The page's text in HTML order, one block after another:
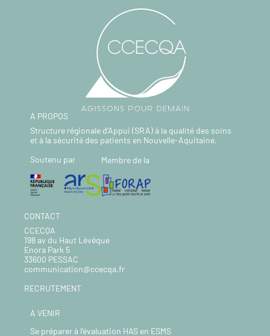
A PROPOS
Structure régionale d’Appui (SRA) à la qualité des soins
et à la sécurité des patients en Nouvelle-Aquitaine.
Soutenu par
Membre de la
CONTACT
CCECQA
198 av du Haut Lévêque
Enora Park 5
33600 PESSAC
communication@ccecqa.fr
RECRUTEMENT
A VENIR
Se préparer à l’évaluation HAS en ESMS